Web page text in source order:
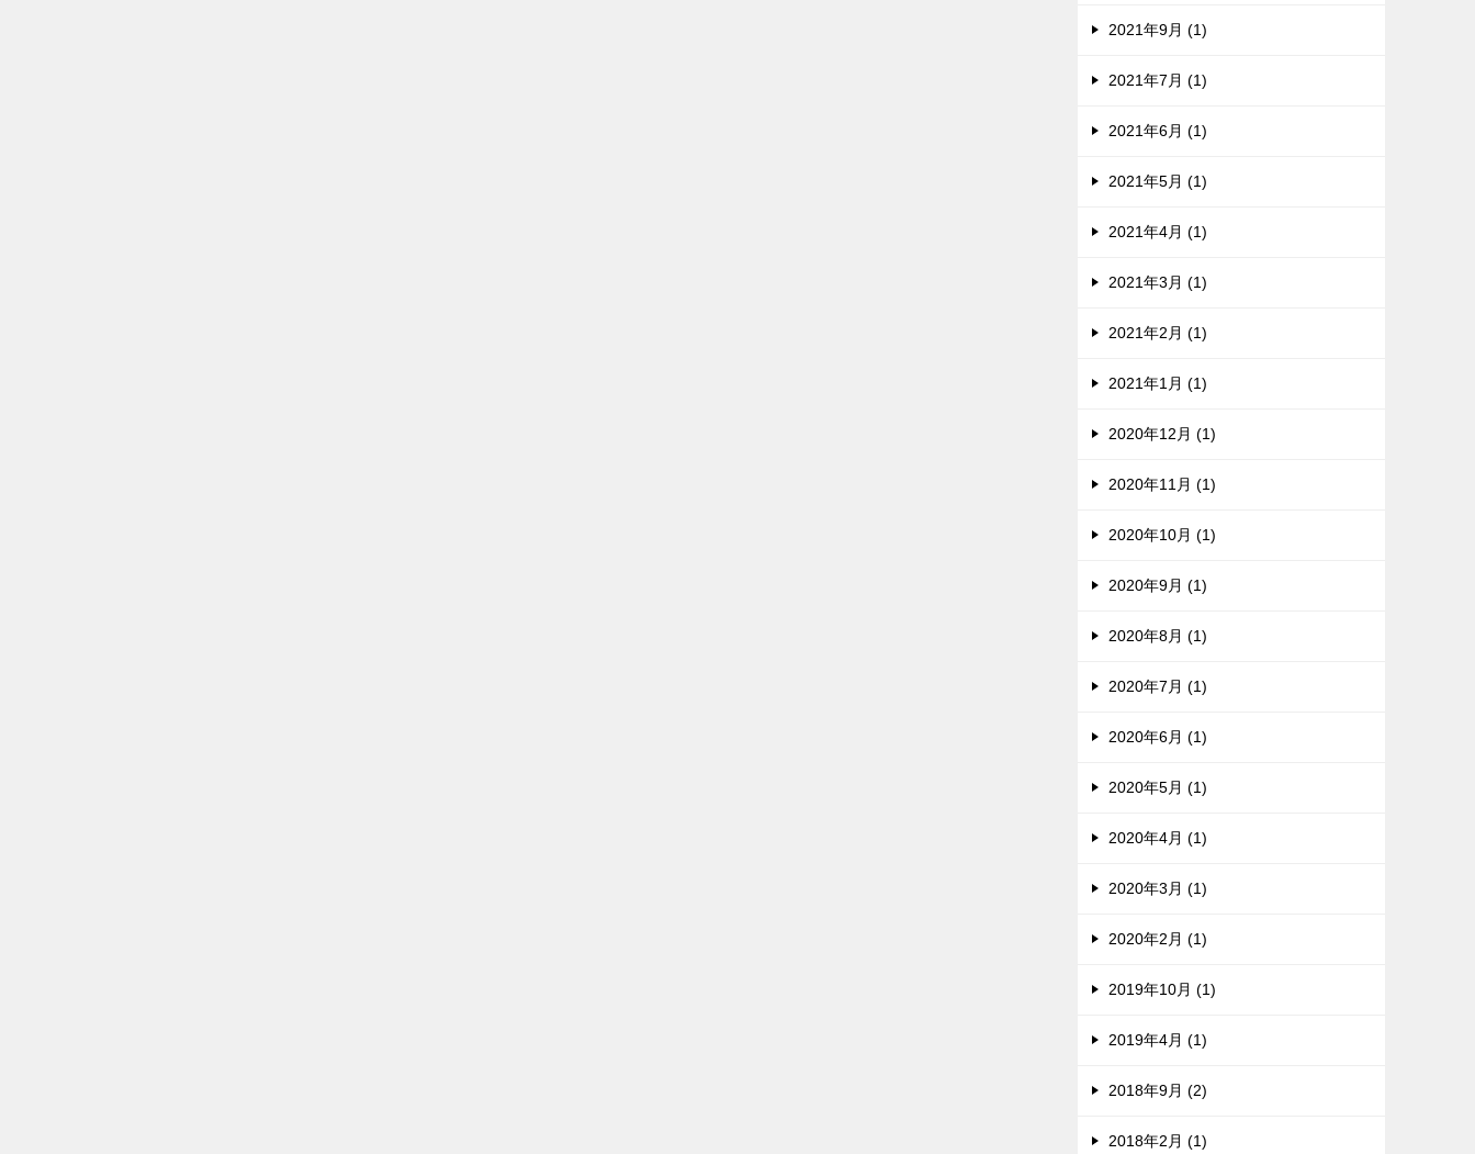
2021年9月 (1)
2021年7月 (1)
2021年6月 (1)
2021年5月 (1)
2021年4月 (1)
2021年3月 (1)
2021年2月 (1)
2021年1月 (1)
2020年12月 (1)
2020年11月 (1)
2020年10月 (1)
2020年9月 (1)
2020年8月 (1)
2020年7月 (1)
2020年6月 (1)
2020年5月 (1)
2020年4月 (1)
2020年3月 (1)
2020年2月 (1)
2019年10月 (1)
2019年4月 (1)
2018年9月 (2)
2018年2月 (1)